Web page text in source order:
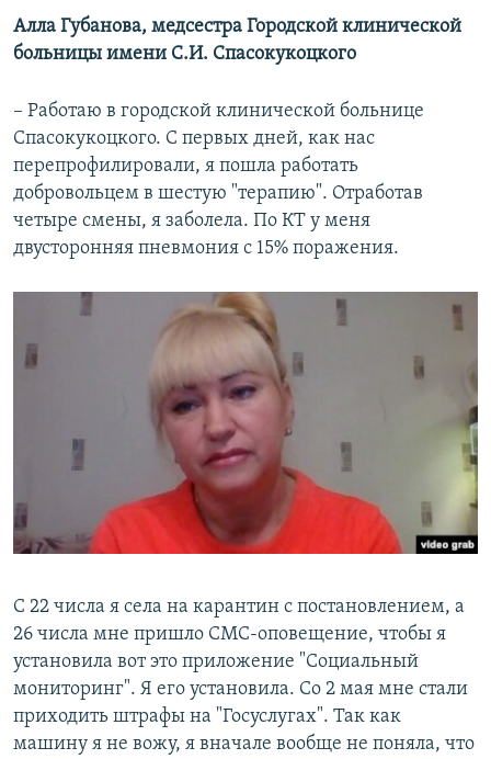
Auto 270p 360p
720p 1080p
360p
1080p
Алла Губанова, медсестра Городской клинической
больницы имени С.И. Спасокукоцкого
– Работаю в городской клинической больнице
Спасокукоцкого. С первых дней, как нас
перепрофилировали, я пошла работать
добровольцем в шестую "терапию". Отработав
четыре смены, я заболела. По КТ у меня
двусторонняя пневмония с 15% поражения.
С 22 числа я села на карантин с постановлением, а
26 числа мне пришло СМС-оповещение, чтобы я
установила вот это приложение "Социальный
мониторинг". Я его установила. Со 2 мая мне стали
приходить штрафы на "Госуслугах". Так как
машину я не вожу, я вначале вообще не поняла, что